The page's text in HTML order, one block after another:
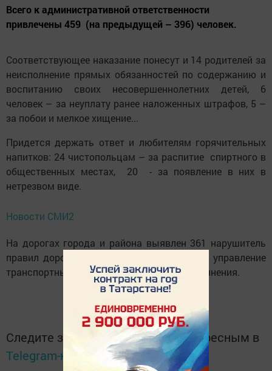
Всего к административной ответственности
привлечены 459 (на предыдущей – 396) человек.
Соответствующее наказание понесут и 14 родителей за
неисполнение прямых обязанностей по содержанию и
воспитанию своих несовершеннолетних детей, 6
человек – за неуплату ранее наложенных штрафов, 5 –
за побои и мелкое хищение...
Придется держать ответ и любителям горячительных
напитков: 24 чистопольцам – за распитие спиртного в
общественных местах, 20 - за появление в них в
нетрезвом виде.
Новости СМИ2
На дорогах города и района выявлен 361 нарушитель
правил дорожного движения, 6 из них за управление
транспортным средством в состоянии опьянения.
Следите за самым важным и интересным в
Telegram-канале
Татмедиа